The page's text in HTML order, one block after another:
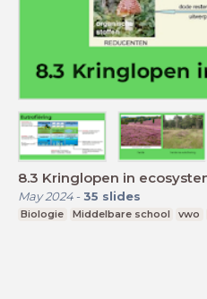
8.3 Kringlopen in
May 2024- 35 slides
Biologie Middelbare school vwo